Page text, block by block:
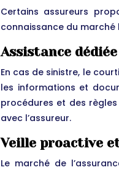
Certains assureurs
connaissance du
Assistance
En cas de sinistre, le
les informations et
procédures et des
avec l’assureur.
Veille proactive
Le marché de